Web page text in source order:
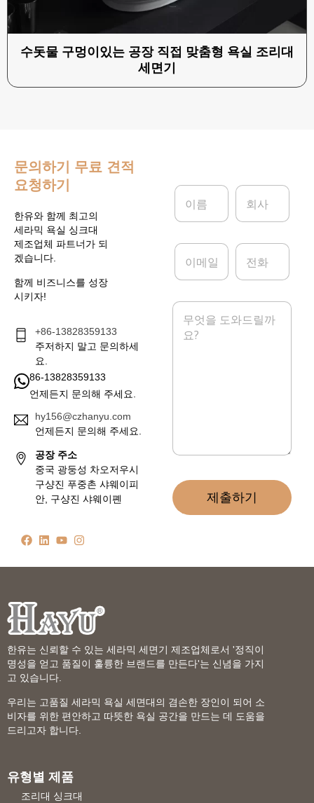
수돗물 구멍이있는 공장 직접 맞춤형 욕실 조리대
세면기
문의하기 무료 견적
요청하기
한유와 함께 최고의
세라믹 욕실 싱크대
제조업체 파트너가 되
겠습니다.
함께 비즈니스를 성장
시키자!
+86-13828359133
주저하지 말고 문의하세
요.
86-13828359133
언제든지 문의해 주세요.
hy156@czhanyu.com
언제든지 문의해 주세요.
공장 주소
중국 광둥성 차오저우시
구샹진 푸중촌 샤웨이피
안, 구샹진 샤웨이폔
이
*
회
이
일
전
메
제출하기
한유는 신뢰할 수 있는 세라믹 세면기 제조업체로서 '정직이
명성을 얻고 품질이 훌륭한 브랜드를 만든다'는 신념을 가지
고 있습니다.
우리는 고품질 세라믹 욕실 세면대의 겸손한 장인이 되어 소
비자를 위한 편안하고 따뜻한 욕실 공간을 만드는 데 도움을
드리고자 합니다.
유형별 제품
조리대 싱크대